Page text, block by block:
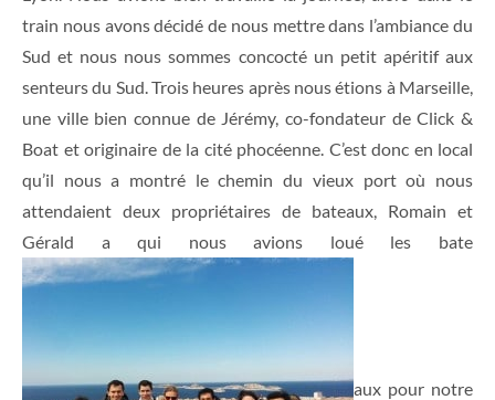
train nous avons décidé de nous mettre dans l’ambiance du
Sud et nous nous sommes concocté un petit apéritif aux
senteurs du Sud. Trois heures après nous étions à Marseille,
une ville bien connue de Jérémy, co-fondateur de Click &
Boat et originaire de la cité phocéenne. C’est donc en local
qu’il nous a montré le chemin du vieux port où nous
attendaient deux propriétaires de bateaux, Romain et
Gérald a qui nous avions loué les bate
aux pour notre